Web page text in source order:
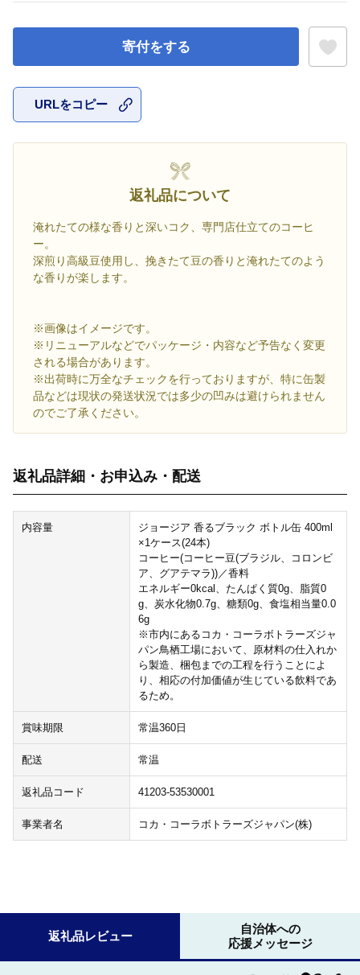
寄付をする
URLをコピー
返礼品について
淹れたての様な香りと深いコク、専門店仕立てのコーヒ
ー。
深煎り高級豆使用し、挽きたて豆の香りと淹れたてのよう
な香りが楽します。
※画像はイメージです。
※リニューアルなどでパッケージ・内容など予告なく変更
される場合があります。
※出荷時に万全なチェックを行っておりますが、特に缶製
品などは現状の発送状況では多少の凹みは避けられません
のでご了承ください。
返礼品詳細・お申込み・配送
内容量
ジョージア 香るブラック ボトル缶 400ml
×1ケース(24本)
コーヒー(コーヒー豆(ブラジル、コロンビ
ア、グアテマラ))／香料
エネルギー0kcal、たんぱく質0g、脂質0
g、炭水化物0.7g、糖類0g、食塩相当量0.0
6g
※市内にあるコカ・コーラボトラーズジャ
パン鳥栖工場において、原材料の仕入れか
ら製造、梱包までの工程を行うことによ
り、相応の付加価値が生じている飲料であ
るため。
賞味期限 常温360日
配送 常温
返礼品コード 41203-53530001
事業者名 コカ・コーラボトラーズジャパン(株)
返礼品レビュー
自治体への
応援メッセージ